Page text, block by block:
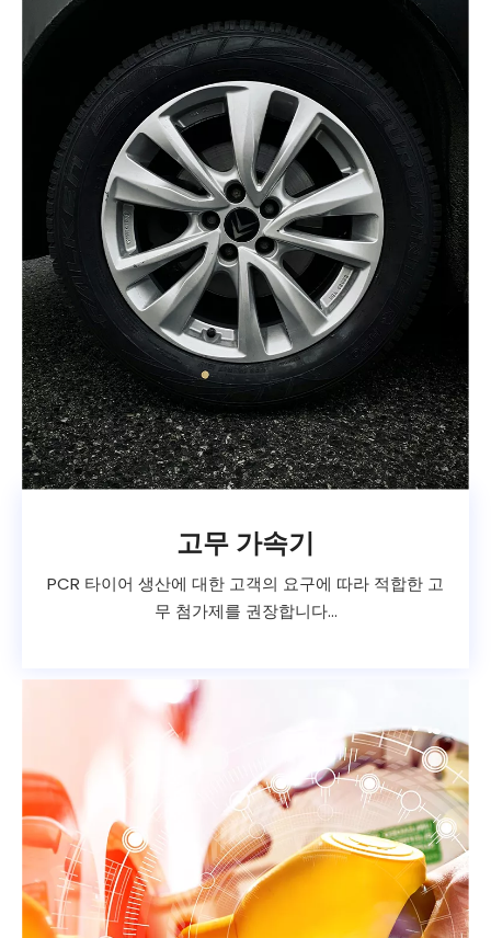
고무 가속기
PCR 타이어 생산에 대한 고객의 요구에 따라 적합한 고
무 첨가제를 권장합니다...